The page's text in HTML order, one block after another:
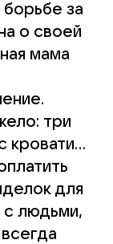
за
о своей
мама
три
кровати...
для
с людьми,